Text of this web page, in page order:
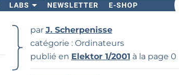
LABS NEWSLETTER E-SHOP
Rechercher
par J. Scherpenisse
catégorie : Ordinateurs
publié en Elektor 1/2001 à la page 0